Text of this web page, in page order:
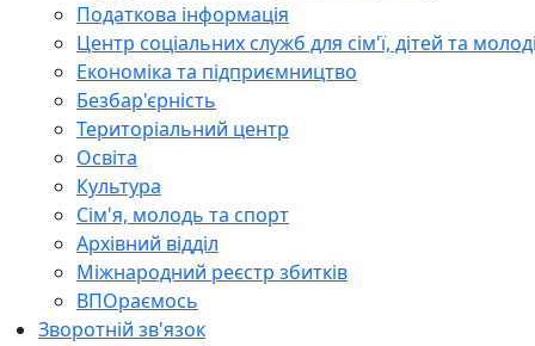
Податкова інформація
Центр соціальних служб для сім'ї, дітей та
Економіка та підприємництво
Безбар'єрність
Територіальний центр
Освіта
Культура
Сім'я, молодь та спорт
Архівний відділ
Міжнародний реєстр збитків
ВПОраємось
Зворотній зв'язок